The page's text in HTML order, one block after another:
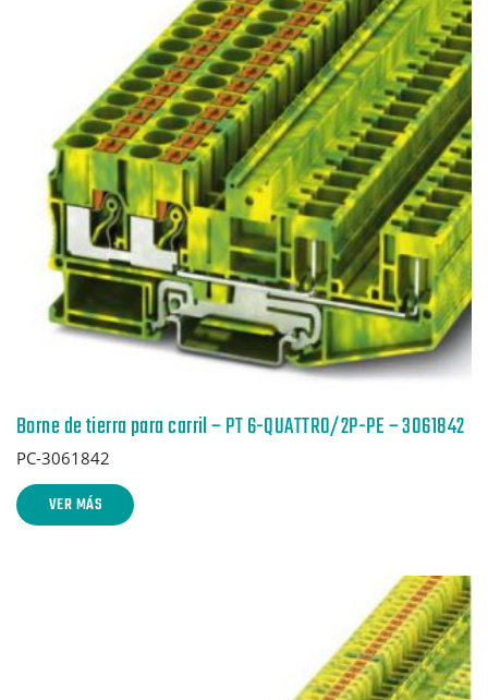
Borne de tierra para carril – PT 6-QUATTRO/2P-PE – 3061842
PC-3061842
VER MÁS